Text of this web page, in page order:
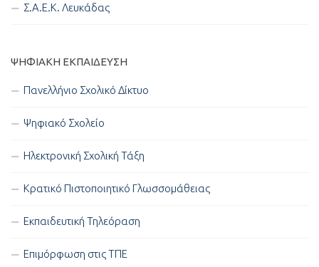
Σ.Α.Ε.Κ. Λευκάδας
ΨΗΦΙΑΚΉ ΕΚΠΑΊΔΕΥΣΗ
Πανελλήνιο Σχολικό Δίκτυο
Ψηφιακό Σχολείο
Ηλεκτρονική Σχολική Τάξη
Κρατικό Πιστοποιητικό Γλωσσομάθειας
Εκπαιδευτική Τηλεόραση
Επιμόρφωση στις ΤΠΕ